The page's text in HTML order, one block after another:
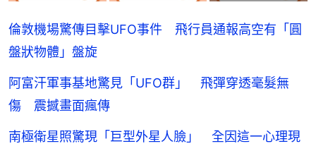
倫敦機場驚傳目擊UFO事件 飛行員通報高空有「圓
盤狀物體」盤旋
阿富汗軍事基地驚見「UFO群」 飛彈穿透毫髮無
傷 震撼畫面瘋傳
南極衛星照驚現「巨型外星人臉」 全因這一心理現